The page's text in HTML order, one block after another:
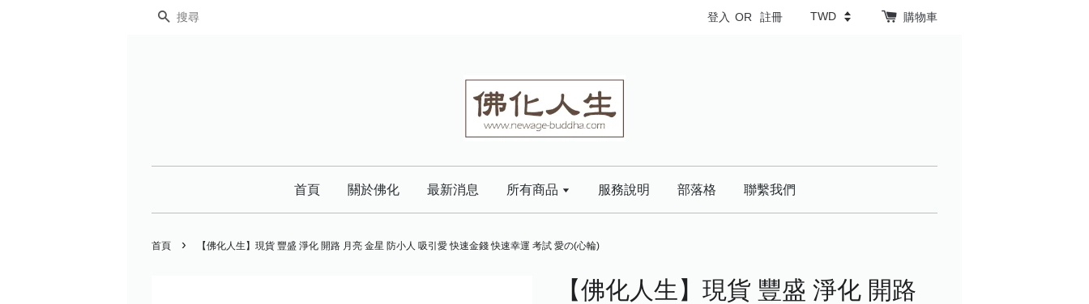
搜尋 登入 OR 註冊 購物車
首頁 關於佛化 最新消息 所有商品 服務說明 部落格 聯繫我們
首頁 › 【佛化人生】現貨 豐盛 淨化 開路 月亮 金星 防小人 吸引愛 快速金錢 快速幸運 考試 愛の(心輪)
【佛化人生】現貨 豐盛 淨化 開路